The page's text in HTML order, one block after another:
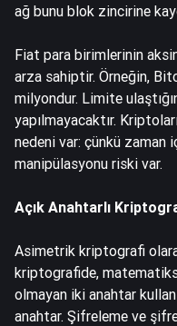
ağ bunu blok zincirine
Fiat para birimlerinin
arza sahiptir. Örneğin,
milyondur. Limite
yapılmayacaktır.
nedeni var: çünkü zaman
manipülasyonu riski var.
Açık Anahtarlı
Asimetrik kriptografi
kriptografide,
olmayan iki anahtar
anahtar. Şifreleme ve